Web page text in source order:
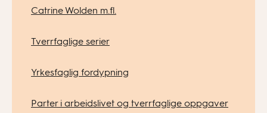
Catrine Wolden m.fl.
Tverrfaglige serier
Yrkesfaglig fordypning
Parter i arbeidslivet og tverrfaglige oppgaver